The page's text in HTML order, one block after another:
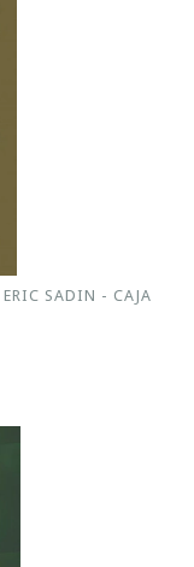
SADIN - CAJA